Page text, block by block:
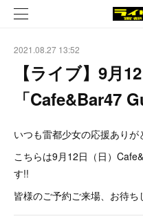
2021.08.27 13:52
【ライブ】9月
「Cafe&Bar47
いつも雷都少女の応援ありが
こちらは9月12日（日）
す!!
皆様のご予約ご来場、お待ち